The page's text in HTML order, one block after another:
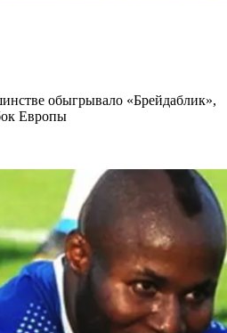
обыгрывало «Брейдаблик»,
Европы